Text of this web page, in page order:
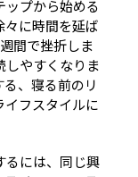
プから始める
々に時間を延ば
間で挫折しま
しやすくなりま
、寝る前のリ
イフスタイルに
るには、同じ興